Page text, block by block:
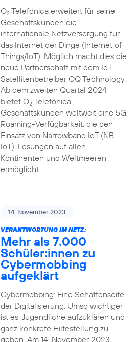
O2Telefónica erweitert für seine
Geschäftskunden die
internationale Netzversorgung für
das Internet der Dinge (Internet of
Things/IoT). Möglich macht dies die
neue Partnerschaft mit dem IoT-
Satellitenbetreiber OQ Technology.
Ab dem zweiten Quartal 2024
bietet O2Telefónica
Geschäftskunden weltweit eine 5G
Roaming-Verfügbarkeit, die den
Einsatz von Narrowband IoT (NB-
IoT)-Lösungen auf allen
Kontinenten und Weltmeeren
ermöglicht.
14. November 2023
VERANTWORTUNG IM NETZ:
Mehr als 7.000
Schüler:innen zu
Cybermobbing
aufgeklärt
Cybermobbing: Eine Schattenseite
der Digitalisierung. Umso wichtiger
ist es, Jugendliche aufzuklären und
ganz konkrete Hilfestellung zu
geben. Am 14. November 2023